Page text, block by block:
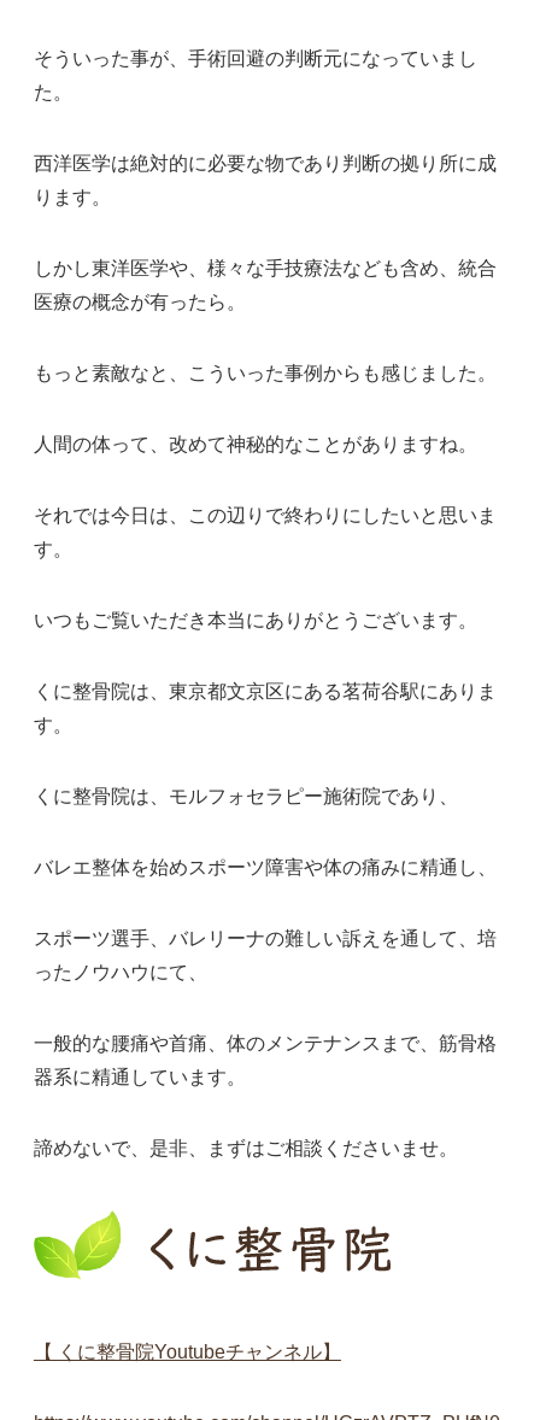
そういった事が、手術回避の判断元になっていまし
た。
西洋医学は絶対的に必要な物であり判断の拠り所に成
ります。
しかし東洋医学や、様々な手技療法なども含め、統合
医療の概念が有ったら。
もっと素敵なと、こういった事例からも感じました。
人間の体って、改めて神秘的なことがありますね。
それでは今日は、この辺りで終わりにしたいと思いま
す。
いつもご覧いただき本当にありがとうございます。
くに整骨院は、東京都文京区にある茗荷谷駅にありま
す。
くに整骨院は、モルフォセラピー施術院であり、
バレエ整体を始めスポーツ障害や体の痛みに精通し、
スポーツ選手、バレリーナの難しい訴えを通して、培
ったノウハウにて、
一般的な腰痛や首痛、体のメンテナンスまで、筋骨格
器系に精通しています。
諦めないで、是非、まずはご相談くださいませ。
【 くに整骨院Youtubeチャンネル】